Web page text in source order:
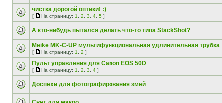
чистка дорогой оптики! :)
[ На страницу: 1 2 3 4 5 ]
А кто-нибудь пытался делать что-то типа StackShot?
Meike MK-C-UP мультифункциональная удлинительная трубка
[ На страницу: 1 2 ]
Пульт управления для Canon EOS 50D
[ На страницу: 1 2 3 4 ]
Доспехи для фотографирования змей